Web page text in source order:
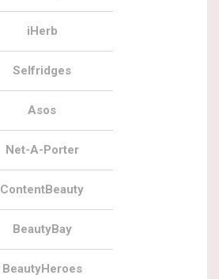
iHerb
Selfridges
Asos
Net-A-Porter
ContentBeauty
BeautyBay
BeautyHeroes